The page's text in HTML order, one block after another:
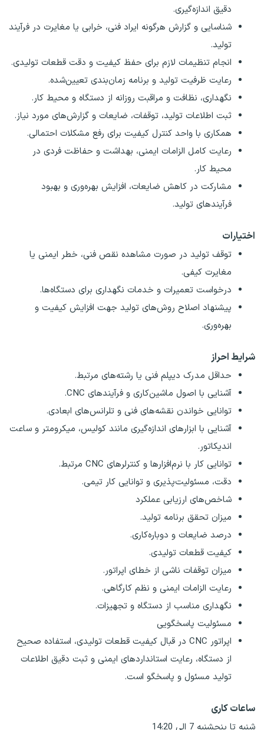
دقیق اندازه‌گیری.
شناسایی و گزارش هرگونه ایراد فنی، خرابی یا مغایرت در فرآیند
تولید.
انجام تنظیمات لازم برای حفظ کیفیت و دقت قطعات تولیدی.
رعایت ظرفیت تولید و برنامه زمان‌بندی تعیین‌شده.
نگهداری، نظافت و مراقبت روزانه از دستگاه و محیط کار.
ثبت اطلاعات تولید، توقفات، ضایعات و گزارش‌های مورد نیاز.
همکاری با واحد کنترل کیفیت برای رفع مشکلات احتمالی.
رعایت کامل الزامات ایمنی، بهداشت و حفاظت فردی در
محیط کار.
مشارکت در کاهش ضایعات، افزایش بهره‌وری و بهبود
فرآیندهای تولید.
اختیارات
توقف تولید در صورت مشاهده نقص فنی، خطر ایمنی یا
مغایرت کیفی.
درخواست تعمیرات و خدمات نگهداری برای دستگاه‌ها.
پیشنهاد اصلاح روش‌های تولید جهت افزایش کیفیت و
بهره‌وری.
شرایط احراز
حداقل مدرک دیپلم فنی یا رشته‌های مرتبط.
آشنایی با اصول ماشین‌کاری و فرآیندهای CNC.
توانایی خواندن نقشه‌های فنی و تلرانس‌های ابعادی.
آشنایی با ابزارهای اندازه‌گیری مانند کولیس، میکرومتر و ساعت
اندیکاتور.
توانایی کار با نرم‌افزارها و کنترلرهای CNC مرتبط.
دقت، مسئولیت‌پذیری و توانایی کار تیمی.
شاخص‌های ارزیابی عملکرد
میزان تحقق برنامه تولید.
درصد ضایعات و دوباره‌کاری.
کیفیت قطعات تولیدی.
میزان توقفات ناشی از خطای اپراتور.
رعایت الزامات ایمنی و نظم کارگاهی.
نگهداری مناسب از دستگاه و تجهیزات.
مسئولیت پاسخگویی
اپراتور CNC در قبال کیفیت قطعات تولیدی، استفاده صحیح
از دستگاه، رعایت استانداردهای ایمنی و ثبت دقیق اطلاعات
تولید مسئول و پاسخگو است.
ساعات کاری